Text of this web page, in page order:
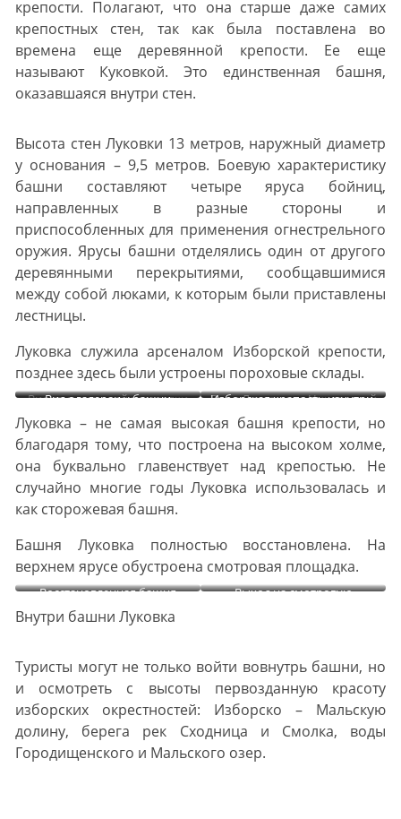
крепости. Полагают, что она старше даже самих
крепостных стен, так как была поставлена во
времена еще деревянной крепости. Ее еще
называют Куковкой. Это единственная башня,
оказавшаяся внутри стен.
Высота стен Луковки 13 метров, наружный диаметр
у основания – 9,5 метров. Боевую характеристику
башни составляют четыре яруса бойниц,
направленных в разные стороны и
приспособленных для применения огнестрельного
оружия. Ярусы башни отделялись один от другого
деревянными перекрытиями, сообщавшимися
между собой люками, к которым были приставлены
лестницы.
Луковка служила арсеналом Изборской крепости,
позднее здесь были устроены пороховые склады.
Вид со смотровой площадки
Вид с Луковки на Никольский
Вид с галереи у башни
Изборская крепость изнутри.
Вид с башни Луковка
Луковка – не самая высокая башня крепости, но
благодаря тому, что построена на высоком холме,
она буквально главенствует над крепостью. Не
случайно многие годы Луковка использовалась и
как сторожевая башня.
Башня Луковка полностью восстановлена. На
верхнем ярусе обустроена смотровая площадка.
Восстановленная башня
Луковка
Выход на смотровую
Внутри башни Луковка
Туристы могут не только войти вовнутрь башни, но
и осмотреть с высоты первозданную красоту
изборских окрестностей: Изборско – Мальскую
долину, берега рек Сходница и Смолка, воды
Городищенского и Мальского озер.